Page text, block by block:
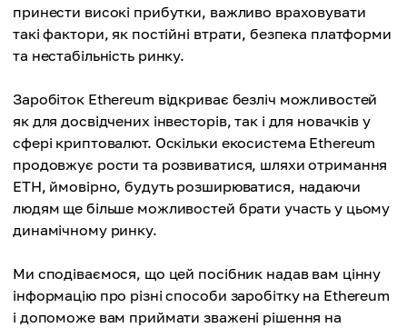
принести високі прибутки, важливо враховувати
такі фактори, як постійні втрати, безпека платформи
та нестабільність ринку.
Заробіток Ethereum відкриває безліч можливостей
як для досвідчених інвесторів, так і для новачків у
сфері криптовалют. Оскільки екосистема Ethereum
продовжує рости та розвиватися, шляхи отримання
ETH, ймовірно, будуть розширюватися, надаючи
людям ще більше можливостей брати участь у цьому
динамічному ринку.
Ми сподіваємося, що цей посібник надав вам цінну
інформацію про різні способи заробітку на Ethereum
і допоможе вам приймати зважені рішення на